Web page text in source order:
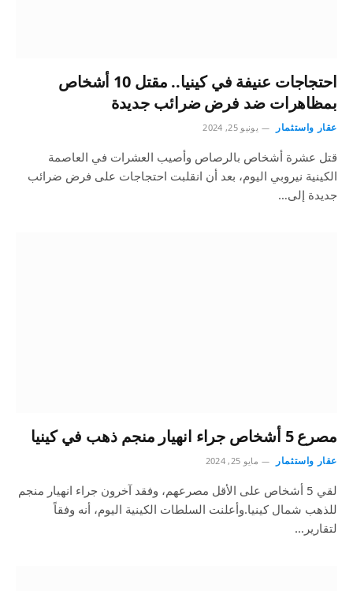
احتجاجات عنيفة في كينيا.. مقتل 10 أشخاص
بمظاهرات ضد فرض ضرائب جديدة
عقار واستثمار يونيو 25, 2024
قتل عشرة أشخاص بالرصاص وأصيب العشرات في العاصمة
الكينية نيروبي اليوم، بعد أن انقلبت احتجاجات على فرض ضرائب
جديدة إلى…
مصرع 5 أشخاص جراء انهيار منجم ذهب في كينيا
عقار واستثمار مايو 25, 2024
لقي 5 أشخاص على الأقل مصرعهم، وفقد آخرون جراء انهيار منجم
للذهب شمال كينيا.وأعلنت السلطات الكينية اليوم، أنه وفقاً
لتقارير…